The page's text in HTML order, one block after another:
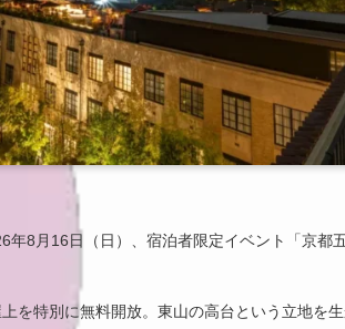
年8月16日（日）、宿泊者限定イベント「京都
を特別に無料開放。東山の高台という立地を